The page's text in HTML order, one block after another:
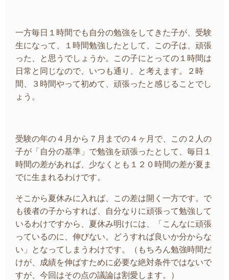
一方毎日１時間でも自分の勉強をしてきた子が、受験
生になって、１時間勉強したとして、この子は、頑張
った、と思うでしょうか。この子にとっての１時間は
日常と同じなので、いつも通り、と考えます。２時
間、３時間やって初めて、頑張ったと感じることでし
ょう。
受験の年の４月から７月までの４ヶ月で、この２人の
子が「自分の基準」で勉強を頑張ったとして、毎日１
時間の差があれば、少なくとも１２０時間の差が夏ま
でに生まれるわけです。
そこから夏休みに入れば、この差は開く一方です。で
も後者の子からすれば、自分なりに頑張って勉強して
いるわけですから、夏休み明けには、「こんなに頑張
っているのに、伸びない。どうすれば良いか分からな
い」となってしまうわけです。（もちろん勉強時間だ
けが、成績を伸ばすために必要な絶対条件ではないで
すが、今回はその点の議論は割愛します。）